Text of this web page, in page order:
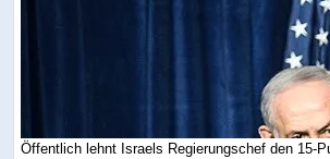
Öffentlich lehnt Israels Regierungschef den 15-